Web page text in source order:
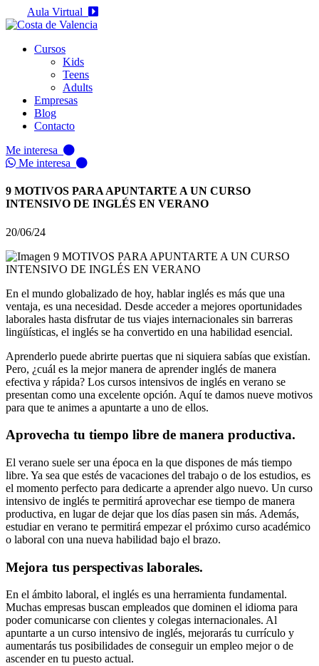
Aula Virtual
Cursos
Kids
Teens
Adults
Empresas
Blog
Contacto
Me interesa
Me interesa
9 MOTIVOS PARA APUNTARTE A UN CURSO
INTENSIVO DE INGLÉS EN VERANO
20/06/24
En el mundo globalizado de hoy, hablar inglés es más que una
ventaja, es una necesidad. Desde acceder a mejores oportunidades
laborales hasta disfrutar de tus viajes internacionales sin barreras
lingüísticas, el inglés se ha convertido en una habilidad esencial.
Aprenderlo puede abrirte puertas que ni siquiera sabías que existían.
Pero, ¿cuál es la mejor manera de aprender inglés de manera
efectiva y rápida? Los cursos intensivos de inglés en verano se
presentan como una excelente opción. Aquí te damos nueve motivos
para que te animes a apuntarte a uno de ellos.
Aprovecha tu tiempo libre de manera productiva.
El verano suele ser una época en la que dispones de más tiempo
libre. Ya sea que estés de vacaciones del trabajo o de los estudios, es
el momento perfecto para dedicarte a aprender algo nuevo. Un curso
intensivo de inglés te permitirá aprovechar ese tiempo de manera
productiva, en lugar de dejar que los días pasen sin más. Además,
estudiar en verano te permitirá empezar el próximo curso académico
o laboral con una nueva habilidad bajo el brazo.
Mejora tus perspectivas laborales.
En el ámbito laboral, el inglés es una herramienta fundamental.
Muchas empresas buscan empleados que dominen el idioma para
poder comunicarse con clientes y colegas internacionales. Al
apuntarte a un curso intensivo de inglés, mejorarás tu currículo y
aumentarás tus posibilidades de conseguir un empleo mejor o de
ascender en tu puesto actual.